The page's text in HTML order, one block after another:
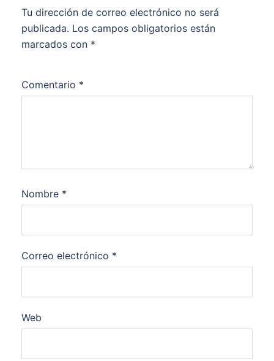
Tu dirección de correo electrónico no será
publicada. Los campos obligatorios están
marcados con *
Comentario *
Nombre *
Correo electrónico *
Web